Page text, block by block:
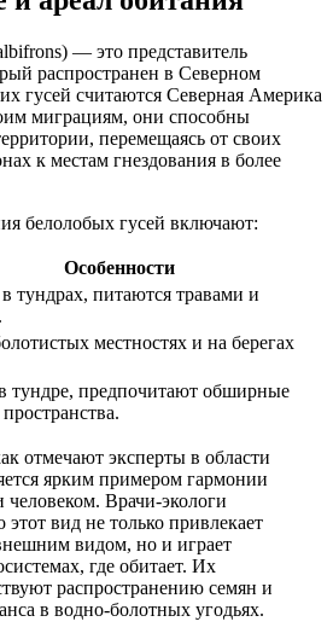
— это представитель
распространен в Северном
гусей считаются Северная Америка
миграциям, они способны
перемещаясь от своих
к местам гнездования в более
белолобых гусей включают:
Особенности
в тундрах, питаются травами и
местностях и на берегах
тундре, предпочитают обширные
отмечают эксперты в области
ярким примером гармонии
Врачи-экологи
этот вид не только привлекает
видом, но и играет
где обитает. Их
распространению семян и
в водно-болотных угодьях.